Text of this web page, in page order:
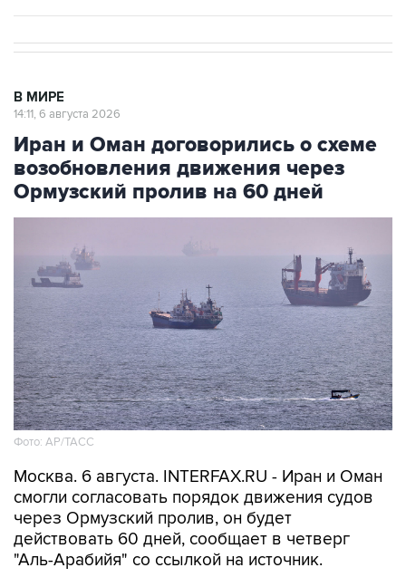
В МИРЕ
14:11, 6 августа 2026
Иран и Оман договорились о схеме
возобновления движения через
Ормузский пролив на 60 дней
Фото: AP/ТАСС
Москва. 6 августа. INTERFAX.RU - Иран и Оман
смогли согласовать порядок движения судов
через Ормузский пролив, он будет
действовать 60 дней, сообщает в четверг
"Аль-Арабийя" со ссылкой на источник.